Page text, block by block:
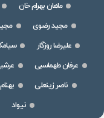
ماهان بهرام خان
مجید رضوی
علیرضا روزگار
عرفان طهماسبی
ناصر زینعلی
نیواد